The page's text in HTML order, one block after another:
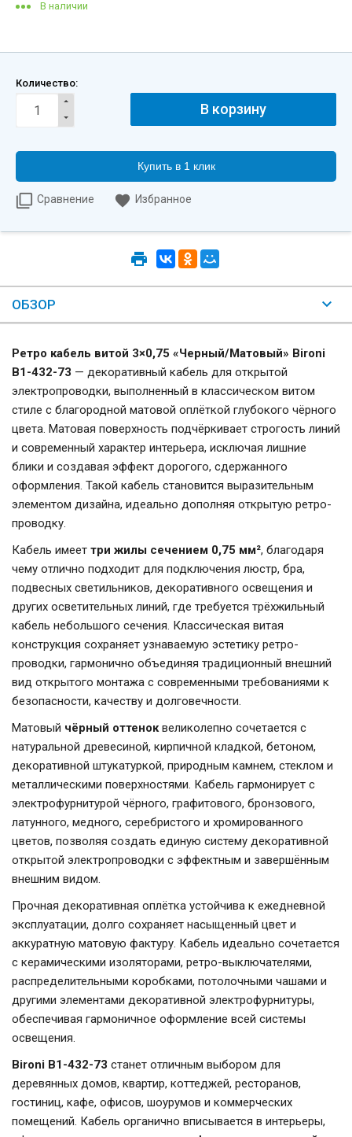
В наличии
Количество:
Купить в 1 клик
Сравнение Избранное
ОБЗОР
Ретро кабель витой 3×0,75 «Черный/Матовый» Bironi
B1-432-73 — декоративный кабель для открытой
электропроводки, выполненный в классическом витом
стиле с благородной матовой оплёткой глубокого чёрного
цвета. Матовая поверхность подчёркивает строгость линий
и современный характер интерьера, исключая лишние
блики и создавая эффект дорогого, сдержанного
оформления. Такой кабель становится выразительным
элементом дизайна, идеально дополняя открытую ретро-
проводку.
Кабель имеет три жилы сечением 0,75 мм², благодаря
чему отлично подходит для подключения люстр, бра,
подвесных светильников, декоративного освещения и
других осветительных линий, где требуется трёхжильный
кабель небольшого сечения. Классическая витая
конструкция сохраняет узнаваемую эстетику ретро-
проводки, гармонично объединяя традиционный внешний
вид открытого монтажа с современными требованиями к
безопасности, качеству и долговечности.
Матовый чёрный оттеноквеликолепно сочетается с
натуральной древесиной, кирпичной кладкой, бетоном,
декоративной штукатуркой, природным камнем, стеклом и
металлическими поверхностями. Кабель гармонирует с
электрофурнитурой чёрного, графитового, бронзового,
латунного, медного, серебристого и хромированного
цветов, позволяя создать единую систему декоративной
открытой электропроводки с эффектным и завершённым
внешним видом.
Прочная декоративная оплётка устойчива к ежедневной
эксплуатации, долго сохраняет насыщенный цвет и
аккуратную матовую фактуру. Кабель идеально сочетается
с керамическими изоляторами, ретро-выключателями,
распределительными коробками, потолочными чашами и
другими элементами декоративной электрофурнитуры,
обеспечивая гармоничное оформление всей системы
освещения.
Bironi B1-432-73 станет отличным выбором для
деревянных домов, квартир, коттеджей, ресторанов,
гостиниц, кафе, офисов, шоурумов и коммерческих
помещений. Кабель органично вписывается в интерьеры,